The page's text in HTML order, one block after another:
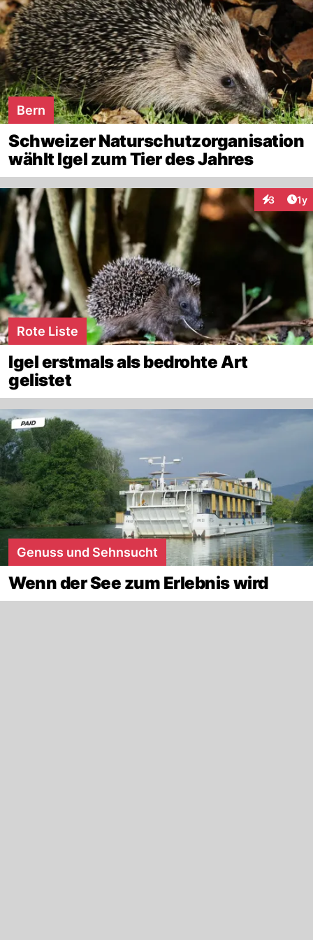
Bern
Schweizer Naturschutzorganisation
wählt Igel zum Tier des Jahres
3 1y
Rote Liste
Igel erstmals als bedrohte Art
gelistet
Genuss und Sehnsucht
Wenn der See zum Erlebnis wird